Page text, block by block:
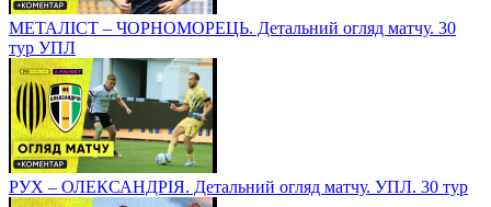
МЕТАЛІСТ – ЧОРНОМОРЕЦЬ. Детальний огляд матчу. 30
тур УПЛ
РУХ – ОЛЕКСАНДРІЯ. Детальний огляд матчу. УПЛ. 30 тур